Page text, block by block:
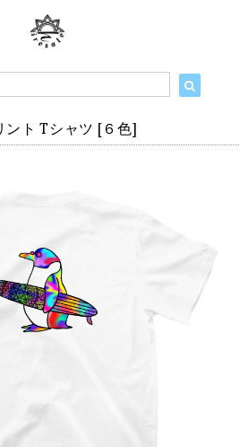
ト Tシャツ [６色]